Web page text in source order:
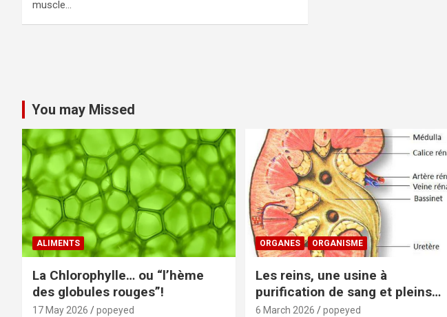
muscle…
You may Missed
ALIMENTS
La Chlorophylle… ou “l’hème
des globules rouges”!
17 May 2026 popeyed
ORGANES ORGANISME
Les reins, une usine à
purification de sang et pleins
d’autres choses!
6 March 2026 popeyed